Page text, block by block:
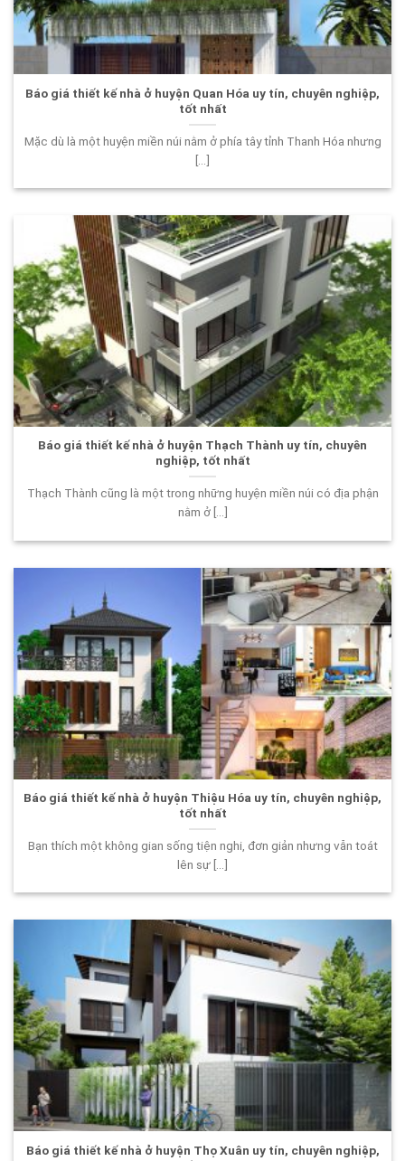
Báo giá thiết kế nhà ở huyện Quan Hóa uy tín, chuyên nghiệp,
tốt nhất
Mặc dù là một huyện miền núi nằm ở phía tây tỉnh Thanh Hóa nhưng
[...]
Báo giá thiết kế nhà ở huyện Thạch Thành uy tín, chuyên
nghiệp, tốt nhất
Thạch Thành cũng là một trong những huyện miền núi có địa phận
nằm ở [...]
Báo giá thiết kế nhà ở huyện Thiệu Hóa uy tín, chuyên nghiệp,
tốt nhất
Bạn thích một không gian sống tiện nghi, đơn giản nhưng vẫn toát
lên sự [...]
Báo giá thiết kế nhà ở huyện Thọ Xuân uy tín, chuyên nghiệp,